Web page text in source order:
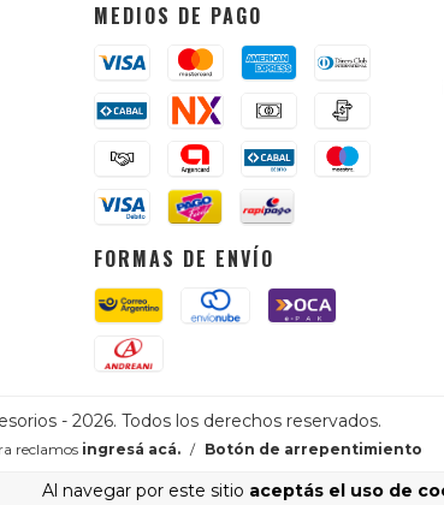
Al navegar por este sitio aceptás el uso de
MEDIOS DE PAGO
FORMAS DE ENVÍO
- 2026. Todos los derechos reservados.
reclamos ingresá acá. / Botón de arrepentimiento